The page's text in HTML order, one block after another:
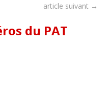
article suivant →
du PAT